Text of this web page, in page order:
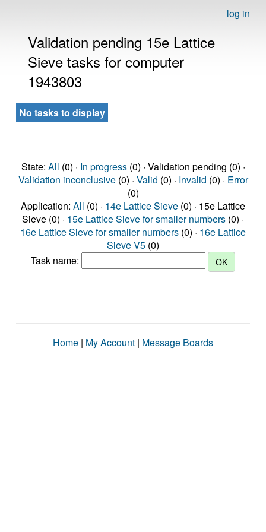
log in
Validation pending 15e Lattice
Sieve tasks for computer
1943803
No tasks to display
State: All (0) · In progress(0) · Validation pending (0) ·
Validation inconclusive(0) · Valid (0) · Invalid (0) · Error
(0)
Application: All (0) · 14e Lattice Sieve (0) · 15e Lattice
Sieve (0) · 15e Lattice Sieve for smaller numbers (0) ·
16e Lattice Sieve for smaller numbers (0) · 16e Lattice
Sieve V5 (0)
Task name:
Home | My Account | Message Boards